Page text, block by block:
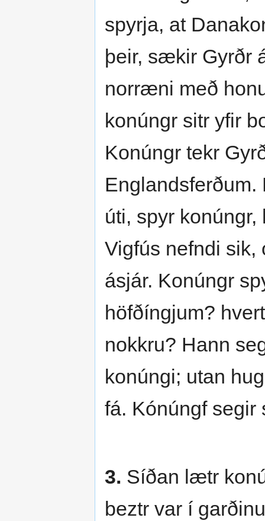
spyrja, at
þeir, sækir Gyrðr
norræni með
konúngr sitr yfir
Konúngr tekr
úti, spyr
Vigfús nefndi sik,
ásjár. Konúngr
höfðíngjum?
nokkru? Hann
konúngi; utan
fá. Kónúngf segir
3. Síðan lætr
beztr var í